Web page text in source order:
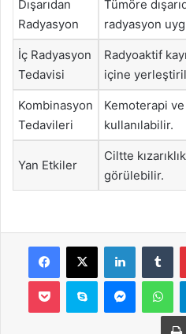
Dışarıdan
Radyasyon
Tümöre
radyasyon
İç Radyasyon
Tedavisi
Radyoaktif
içine
Kombinasyon
Tedavileri
Kemoterapi
kullanılabilir.
Yan Etkiler
Ciltte
görülebilir.
Facebook
X LinkedIn
Pocket Skype